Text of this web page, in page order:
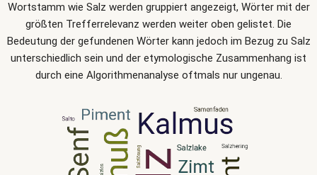
Wortstamm wie Salz werden gruppiert angezeigt, Wörter mit der
größten Trefferrelevanz werden weiter oben gelistet. Die
Bedeutung der gefundenen Wörter kann jedoch im Bezug zu Salz
unterschiedlich sein und der etymologische Zusammenhang ist
durch eine Algorithmenanalyse oftmals nur ungenau.